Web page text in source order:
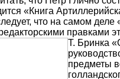
«Книга
что на самом
правками